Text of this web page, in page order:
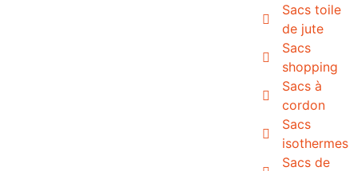
Sacs toile
de jute
Sacs
shopping
Sacs à
cordon
Sacs
isothermes
Sacs de